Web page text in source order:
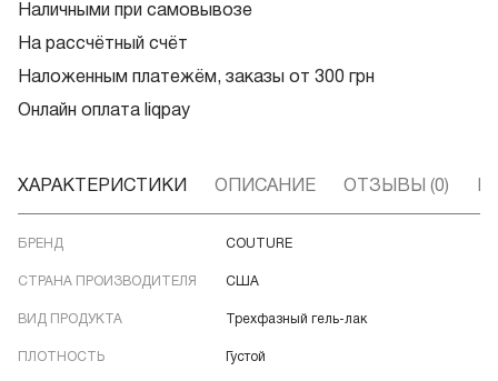
Наличными при самовывозе
На рассчётный счёт
Наложенным платежём, заказы от 300 грн
Онлайн оплата liqpay
ХАРАКТЕРИСТИКИ ОПИСАНИЕ ОТЗЫВЫ (0)
БРЕНД COUTURE
СТРАНА ПРОИЗВОДИТЕЛЯ США
ВИД ПРОДУКТА Трехфазный гель-лак
ПЛОТНОСТЬ Густой